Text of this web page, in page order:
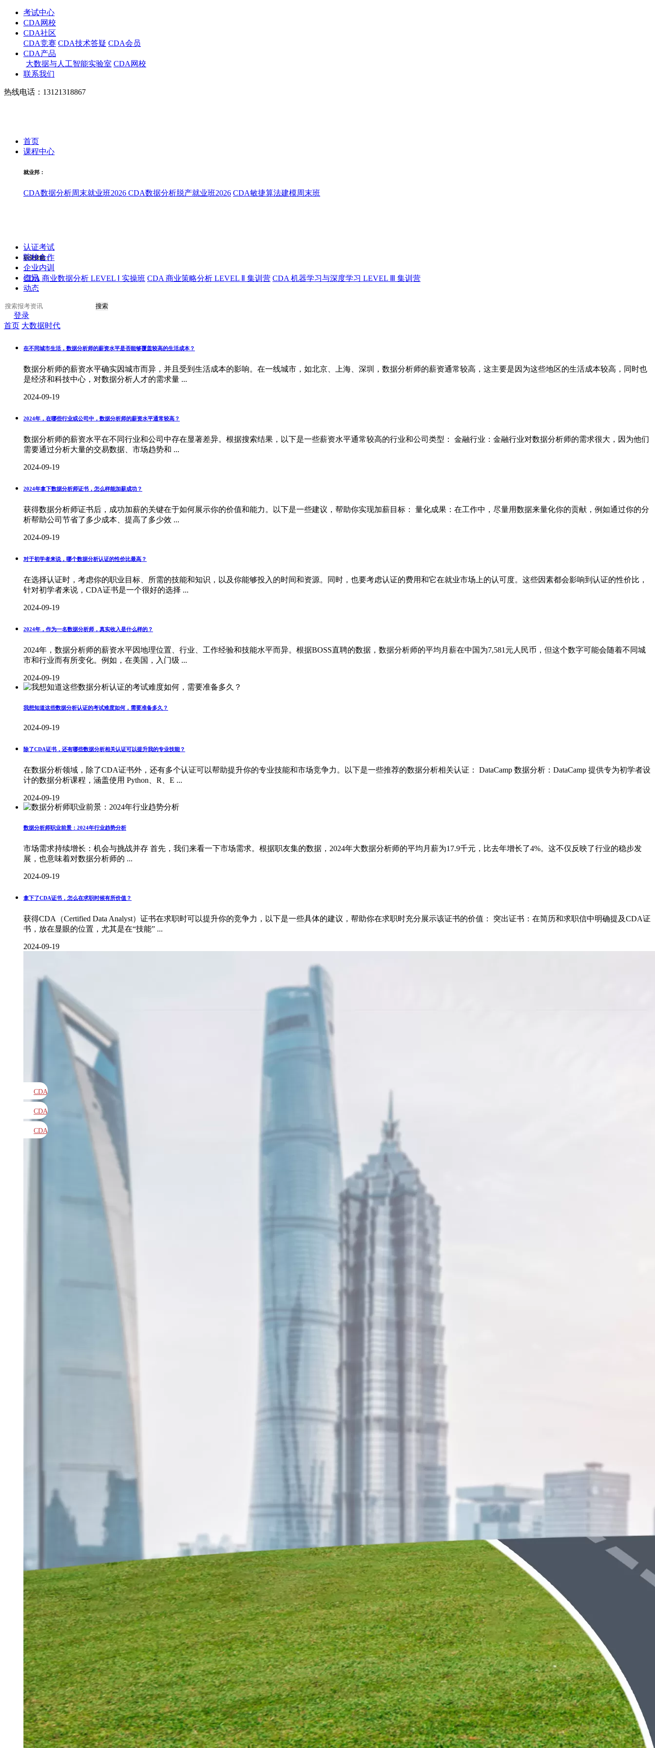
考试中心
CDA网校
CDA社区
CDA竞赛 CDA技术答疑 CDA会员
CDA产品
大数据与人工智能实验室 CDA网校
联系我们
热线电话：13121318867
首页
课程中心
就业邦：
CDA数据分析周末就业班2026 CDA数据分析脱产就业班2026 CDA敏捷算法建模周末班
职业技能：
CDA 商业数据分析 LEVEL Ⅰ 实操班 CDA 商业策略分析 LEVEL Ⅱ 集训营 CDA 机器学习与深度学习 LEVEL Ⅲ 集训营
认证考试
院校合作
企业内训
资讯
动态
搜索
登录
首页 大数据时代
在不同城市生活，数据分析师的薪资水平是否能够覆盖较高的生活成本？
数据分析师的薪资水平确实因城市而异，并且受到生活成本的影响。在一线城市，如北京、上海、深圳，数据分析师的薪资通常较高，这主要是因为这些地区的生活成本较高，同时也
是经济和科技中心，对数据分析人才的需求量 ...
2024-09-19
2024年，在哪些行业或公司中，数据分析师的薪资水平通常较高？
数据分析师的薪资水平在不同行业和公司中存在显著差异。根据搜索结果，以下是一些薪资水平通常较高的行业和公司类型： 金融行业：金融行业对数据分析师的需求很大，因为他们
需要通过分析大量的交易数据、市场趋势和 ...
2024-09-19
2024年拿下数据分析师证书，怎么样能加薪成功？
获得数据分析师证书后，成功加薪的关键在于如何展示你的价值和能力。以下是一些建议，帮助你实现加薪目标： 量化成果：在工作中，尽量用数据来量化你的贡献，例如通过你的分
析帮助公司节省了多少成本、提高了多少效 ...
2024-09-19
对于初学者来说，哪个数据分析认证的性价比最高？
在选择认证时，考虑你的职业目标、所需的技能和知识，以及你能够投入的时间和资源。同时，也要考虑认证的费用和它在就业市场上的认可度。这些因素都会影响到认证的性价比，
针对初学者来说，CDA证书是一个很好的选择 ...
2024-09-19
2024年，作为一名数据分析师，真实收入是什么样的？
2024年，数据分析师的薪资水平因地理位置、行业、工作经验和技能水平而异。根据BOSS直聘的数据，数据分析师的平均月薪在中国为7,581元人民币，但这个数字可能会随着不同城
市和行业而有所变化。例如，在美国，入门级 ...
2024-09-19
我想知道这些数据分析认证的考试难度如何，需要准备多久？
2024-09-19
除了CDA证书，还有哪些数据分析相关认证可以提升我的专业技能？
在数据分析领域，除了CDA证书外，还有多个认证可以帮助提升你的专业技能和市场竞争力。以下是一些推荐的数据分析相关认证： DataCamp 数据分析：DataCamp 提供专为初学者设
计的数据分析课程，涵盖使用 Python、R、E ...
2024-09-19
数据分析师职业前景：2024年行业趋势分析
市场需求持续增长：机会与挑战并存 首先，我们来看一下市场需求。根据职友集的数据，2024年大数据分析师的平均月薪为17.9千元，比去年增长了4%。这不仅反映了行业的稳步发
展，也意味着对数据分析师的 ...
2024-09-19
拿下了CDA证书，怎么在求职时候有所价值？
获得CDA（Certified Data Analyst）证书在求职时可以提升你的竞争力，以下是一些具体的建议，帮助你在求职时充分展示该证书的价值： 突出证书：在简历和求职信中明确提及CDA证
书，放在显眼的位置，尤其是在“技能” ...
2024-09-19
CDA
教材
CDA
题库
CDA